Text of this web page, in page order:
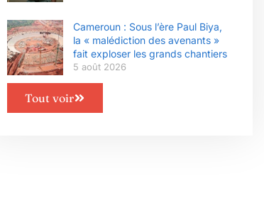
Cameroun : Sous l’ère Paul Biya,
la « malédiction des avenants »
fait exploser les grands chantiers
5 août 2026
Tout voir